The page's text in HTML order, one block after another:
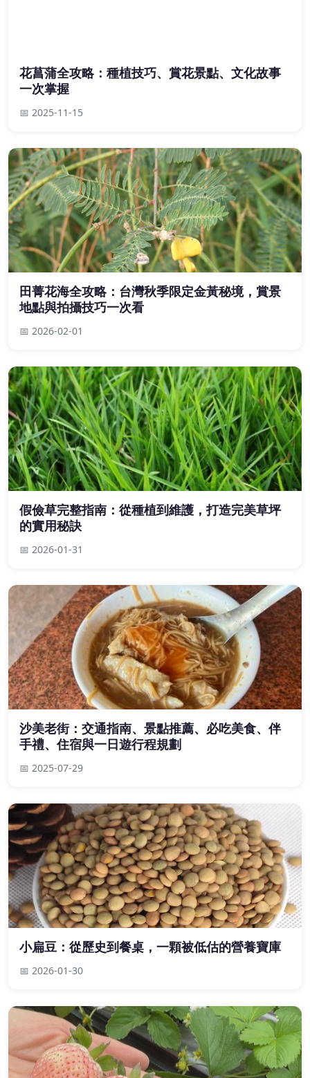
花菖蒲全攻略：種植技巧、賞花景點、文化故事
一次掌握
📅 2025-11-15
田菁花海全攻略：台灣秋季限定金黃秘境，賞景
地點與拍攝技巧一次看
📅 2026-02-01
假儉草完整指南：從種植到維護，打造完美草坪
的實用秘訣
📅 2026-01-31
沙美老街：交通指南、景點推薦、必吃美食、伴
手禮、住宿與一日遊行程規劃
📅 2025-07-29
小扁豆：從歷史到餐桌，一顆被低估的營養寶庫
📅 2026-01-30